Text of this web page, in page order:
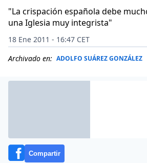
"La crispación española debe
una Iglesia muy integrista"
18 Ene 2011 - 16:47 CET
Archivado en: ADOLFO SUÁREZ GONZÁLEZ
Compartir